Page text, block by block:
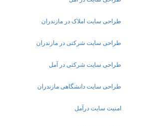
طراحی سایت املاک در مازندران
طراحی سایت شرکتی در مازندران
طراحی سایت شرکتی در آمل
طراحی سایت دانشگاهی مازندران
امنیت سایت درآمل